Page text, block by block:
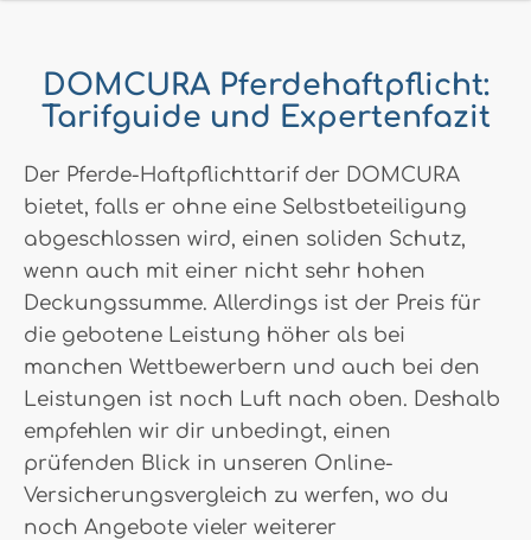
DOMCURA Pferdehaftpflicht:
Tarifguide und Expertenfazit
Der Pferde-Haftpflichttarif der DOMCURA
bietet, falls er ohne eine Selbstbeteiligung
abgeschlossen wird, einen soliden Schutz,
wenn auch mit einer nicht sehr hohen
Deckungssumme. Allerdings ist der Preis für
die gebotene Leistung höher als bei
manchen Wettbewerbern und auch bei den
Leistungen ist noch Luft nach oben. Deshalb
empfehlen wir dir unbedingt, einen
prüfenden Blick in unseren Online-
Versicherungsvergleich zu werfen, wo du
noch Angebote vieler weiterer